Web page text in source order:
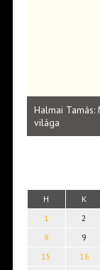
Halmai
világa
H K
1 2
8
9
15
16